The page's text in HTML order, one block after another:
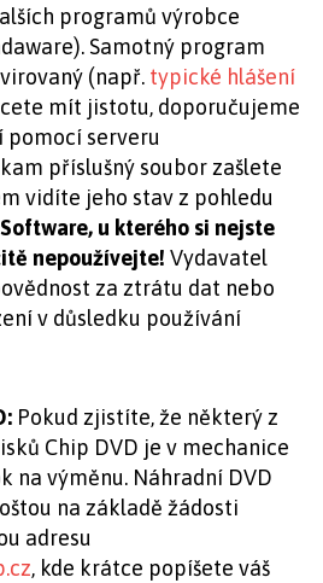
programů výrobce
Samotný program
(např. typické hlášení
mít jistotu, doporučujeme
pomocí serveru
kam příslušný soubor zašlete
vidíte jeho stav z pohledu
Software, u kterého si nejste
nepoužívejte! Vydavatel
za ztrátu dat nebo
v důsledku používání
Pokud zjistíte, že některý z
Chip DVD je v mechanice
na výměnu. Náhradní DVD
na základě žádosti
adresu
, kde krátce popíšete váš